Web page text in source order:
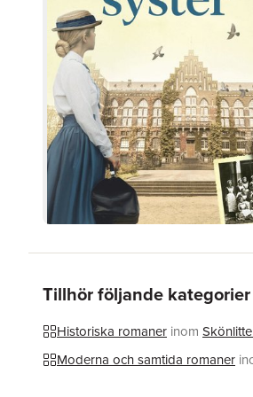
Tillhör följande kategorier
Historiska romaner inom
Moderna och samtida romaner